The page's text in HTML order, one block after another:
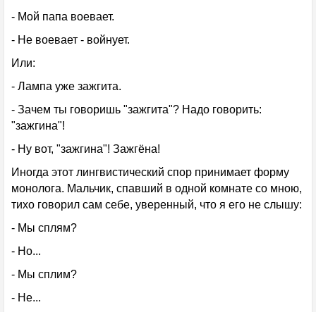
- Мой папа воевает.
- Не воевает - войнует.
Или:
- Лампа уже зажгита.
- Зачем ты говоришь "зажгита"? Надо говорить:
"зажгина"!
- Ну вот, "зажгина"! Зажгёна!
Иногда этот лингвистический спор принимает форму
монолога. Мальчик, спавший в одной комнате со мною,
тихо говорил сам себе, уверенный, что я его не слышу:
- Мы сплям?
- Но...
- Мы сплим?
- Не...